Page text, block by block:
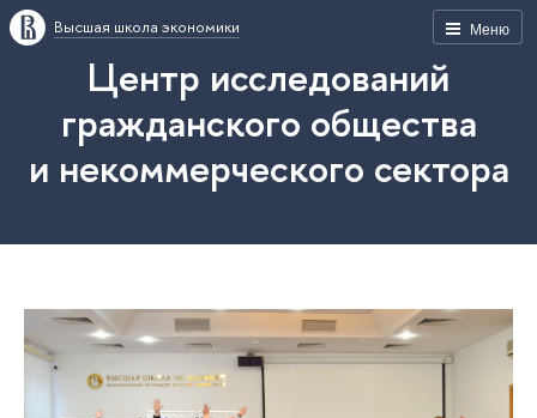
Меню
Высшая школа экономики
Центр исследований
гражданского общества
и некоммерческого сектора